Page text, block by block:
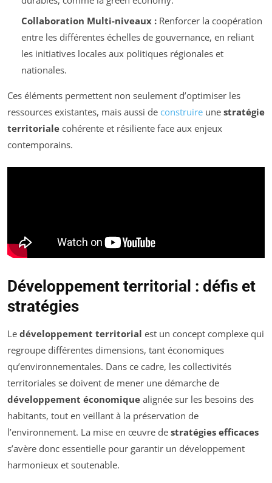
Collaboration Multi-niveaux :Renforcer la coopération
entre les différentes échelles de gouvernance, en reliant
les initiatives locales aux politiques régionales et
nationales.
Ces éléments permettent non seulement d’optimiser les
ressources existantes, mais aussi de construire une stratégie
territoriale cohérente et résiliente face aux enjeux
contemporains.
Développement territorial : défis et
stratégies
Le développement territorial est un concept complexe qui
regroupe différentes dimensions, tant économiques
qu’environnementales. Dans ce cadre, les collectivités
territoriales se doivent de mener une démarche de
développement économique alignée sur les besoins des
habitants, tout en veillant à la préservation de
l’environnement. La mise en œuvre de stratégies efficaces
s’avère donc essentielle pour garantir un développement
harmonieux et soutenable.